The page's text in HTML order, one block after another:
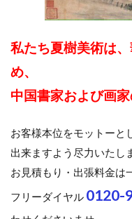
私たち夏樹美術は
め、
中国書家および画
お客様本位をモットーと
出来ますよう尽力いたし
お見積もり・出張料金は
フリーダイヤル 0120-